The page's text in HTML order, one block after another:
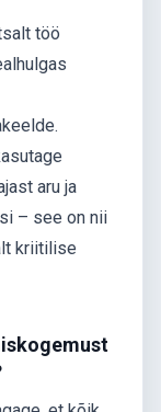
töö
aru ja
– see on nii
kriitilise